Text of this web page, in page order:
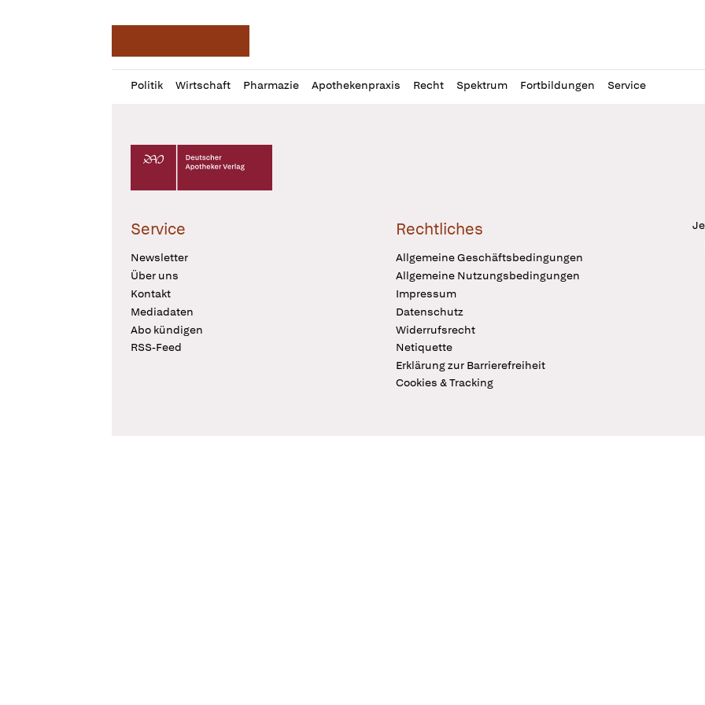
Politik Wirtschaft Pharmazie Apothekenpraxis Recht Spektrum Fortbildungen Service
Profil
öffnen
Daz
Pur
Deutscher Apotheker Verlag Logo
Service
Newsletter
Über uns
Kontakt
Mediadaten
Abo kündigen
RSS-Feed
Rechtliches
Allgemeine Geschäftsbedingungen
Allgemeine Nutzungsbedingungen
Impressum
Datenschutz
Widerrufsrecht
Netiquette
Erklärung zur Barrierefreiheit
Cookies & Tracking